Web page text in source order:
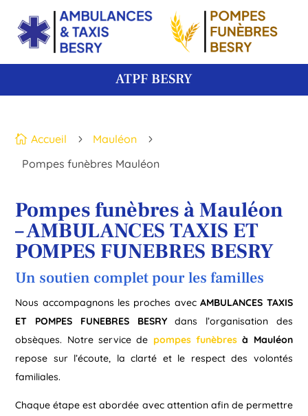
ATPF BESRY
 Accueil 5 Mauléon 5
Pompes funèbres Mauléon
Pompes funèbres à Mauléon
– AMBULANCES TAXIS ET
POMPES FUNEBRES BESRY
Un soutien complet pour les familles
Nous accompagnons les proches avecAMBULANCES TAXIS
ET POMPES FUNEBRES BESRYdans l’organisation des
obsèques. Notre service de pompes funèbresà Mauléon
repose sur l’écoute, la clarté et le respect des volontés
familiales.
Chaque étape est abordée avec attention afin de permettre